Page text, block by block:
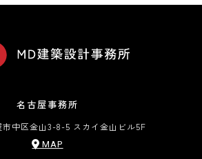
名古屋事務所
市中区金山3-8-5 スカイ金山ビル5F
MAP